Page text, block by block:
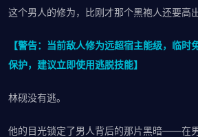
这个男人的修为，比刚才那个黑袍人还要高
【警告：当前敌人修为远超宿主能级，临
保护，建议立即使用逃脱技能】
林砚没有逃。
他的目光锁定了男人背后的那片黑暗——在